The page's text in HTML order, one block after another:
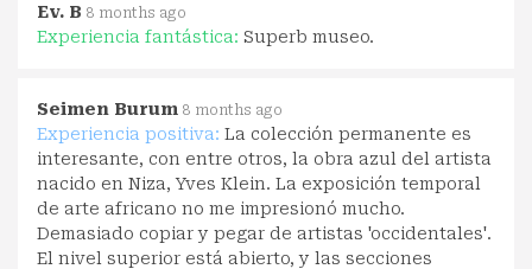
Ev. B 8 months ago
Experiencia fantástica: Superb museo.
Seimen Burum 8 months ago
Experiencia positiva: La colección permanente es
interesante, con entre otros, la obra azul del artista
nacido en Niza, Yves Klein. La exposición temporal
de arte africano no me impresionó mucho.
Demasiado copiar y pegar de artistas 'occidentales'.
El nivel superior está abierto, y las secciones